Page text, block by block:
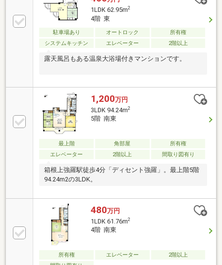
1LDK 62.95m2
4階 東
駐車場あり オートロック
所有権
システムキッチン
エレベーター 2階以上
露天風呂もある温泉大浴場付きマンションです。
1,200万円
3LDK 94.24m2
5階 南東
最上階 角部屋
所有権
エレベーター
2階以上 間取り図有り
箱根上強羅駅徒歩4分「ディセント強羅」。最上階5階
94.24m2の3LDK。
480万円
1LDK 61.76m2
4階 南東
所有権 エレベーター
2階以上